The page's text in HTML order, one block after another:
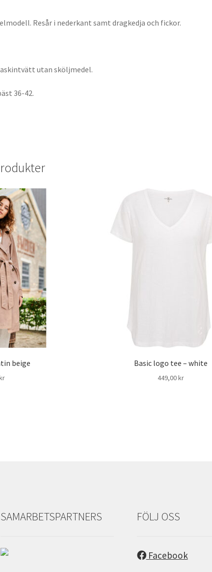
Resår i nederkant samt dragkedja och fickor.
utan sköljmedel.
36-42.
beige Basic logo tee – white
449,00kr
SAMARBETSPARTNERS FÖLJ OSS
Facebook